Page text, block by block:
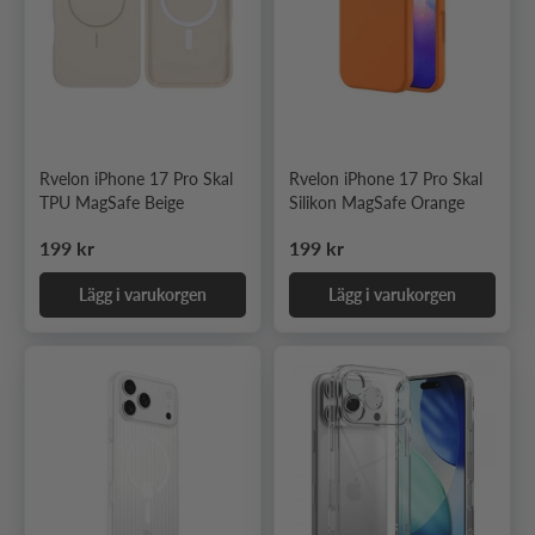
Rvelon iPhone 17 Pro Skal
TPU MagSafe Beige
Ordinarie pris
199 kr
Lägg i varukorgen
Rvelon iPhone 17 Pro Skal
Silikon MagSafe Orange
Ordinarie pris
199 kr
Lägg i varukorgen